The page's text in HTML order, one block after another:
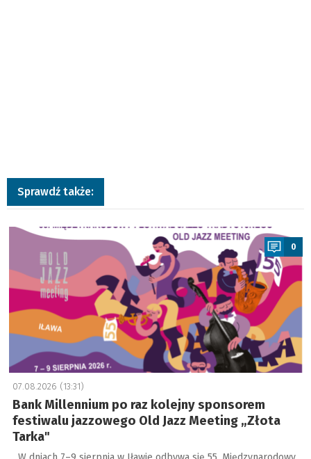
Sprawdź także:
a
0
07.08.2026 (13:31)
Bank Millennium po raz kolejny sponsorem
festiwalu jazzowego Old Jazz Meeting „Złota
Tarka"